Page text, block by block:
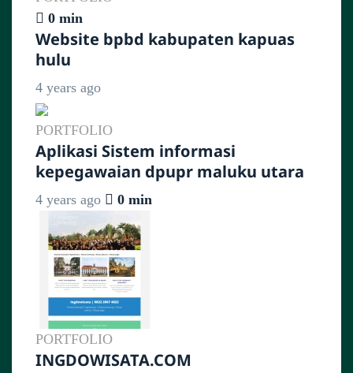
0 min
Website bpbd kabupaten kapuas
hulu
4 years ago
PORTFOLIO
Aplikasi Sistem informasi
kepegawaian dpupr maluku utara
4 years ago 0 min
PORTFOLIO
INGDOWISATA.COM